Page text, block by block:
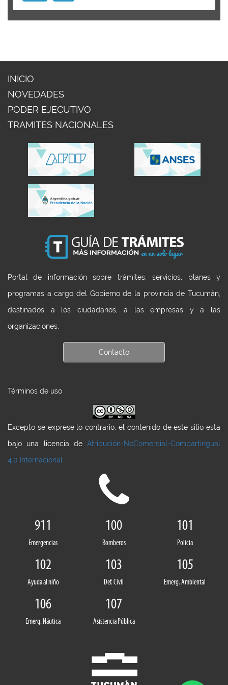
INICIO
NOVEDADES
PODER EJECUTIVO
TRAMITES NACIONALES
Portal de información sobre trámites, servicios, planes y
programas a cargo del Gobierno de la provincia de Tucumán,
destinados a los ciudadanos, a las empresas y a las
organizaciones.
Contacto
Términos de uso
Excepto se exprese lo contrario, el contenido de este sitio esta
bajo una licencia de Atribución-NoComercial-CompartirIgual
4.0 Internacional
911
Emergencias
100
Bomberos
101
Policia
102
Ayuda al niño
103
Def. Civil
105
Emerg. Ambiental
106
Emerg. Náutica
107
Asistencia Pública